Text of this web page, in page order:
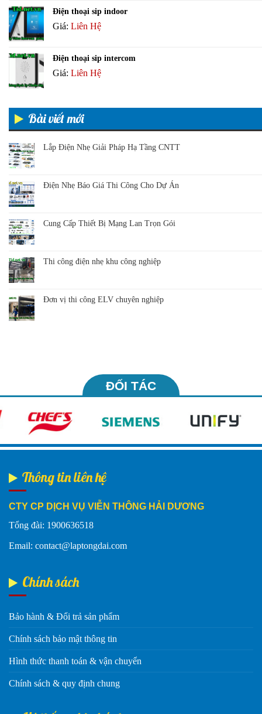
Điện thoại sip indoor
Giá: Liên Hệ
Điện thoại sip intercom
Giá: Liên Hệ
Bài viết mới
Lắp Điện Nhẹ Giải Pháp Hạ Tầng CNTT
Điện Nhẹ Báo Giá Thi Công Cho Dự Án
Cung Cấp Thiết Bị Mạng Lan Trọn Gói
Thi công điện nhẹ khu công nghiệp
Đơn vị thi công ELV chuyên nghiệp
ĐỐI TÁC
Thông tin liên hệ
CTY CP DỊCH VỤ VIỄN THÔNG HẢI DƯƠNG
Tổng đài: 1900636518
Email: contact@laptongdai.com
Chính sách
Bảo hành & Đổi trả sản phẩm
Chính sách bảo mật thông tin
Hình thức thanh toán & vận chuyển
Chính sách & quy định chung